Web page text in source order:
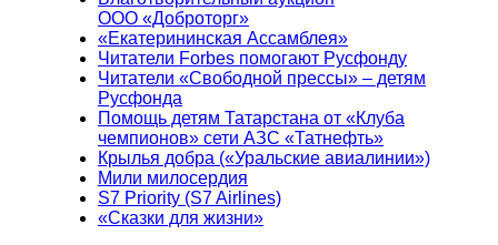
ООО «Доброторг»
«Екатерининская Ассамблея»
Читатели Forbes помогают Русфонду
Читатели «Свободной прессы» – детям
Русфонда
Помощь детям Татарстана от «Клуба
чемпионов» сети АЗС «Татнефть»
Крылья добра («Уральские авиалинии»)
Мили милосердия
S7 Priority (S7 Airlines)
«Сказки для жизни»